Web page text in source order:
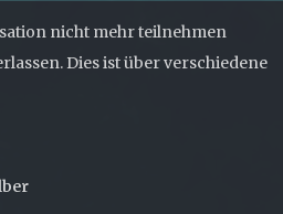
nicht mehr teilnehmen
Dies ist über verschiedene